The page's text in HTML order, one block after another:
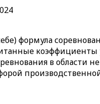
формула
коэффициенты
в